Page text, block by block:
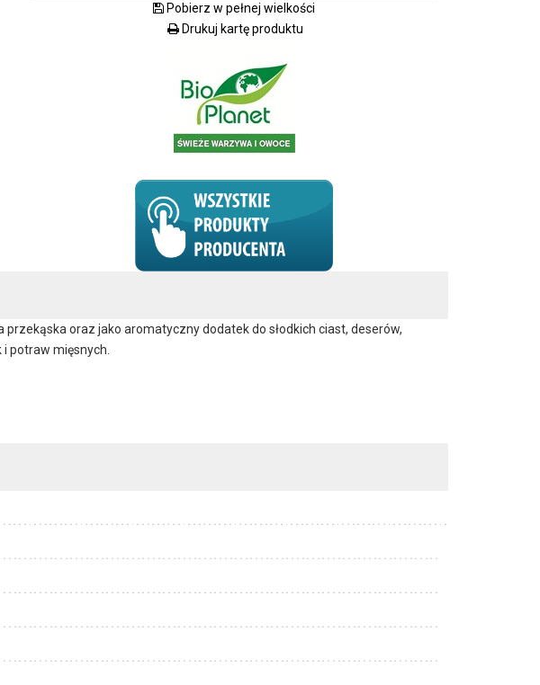
Pobierz w pełnej wielkości
Drukuj kartę produktu
oraz jako aromatyczny dodatek do słodkich ciast, deserów,
potraw mięsnych.